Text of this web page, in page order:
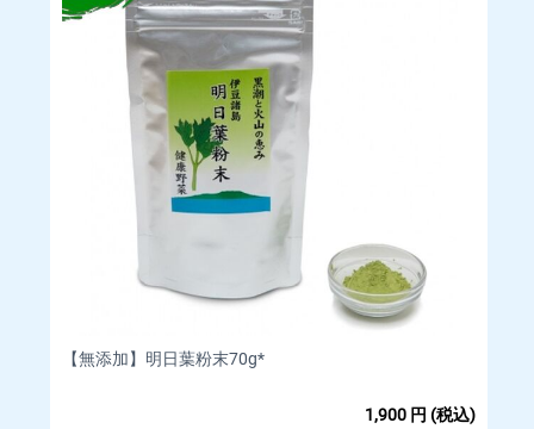
購入手続きの際に画面に表示されます。消費税は内税として表
示しております。
■販売価格以外でお客様に発生する金銭
当サイトのページの閲覧、コンテンツ購入、ソフトウェアのダ
ウンロード等に必要とな るインターネット接続料金、通信料金
また、別途送料がかかる商品もございます。 送料は商品ごとに
より異なりますので、商品ページにて個別にご案内いたしま
【無添加】明日葉粉末70g*
1,900 円 (税込)